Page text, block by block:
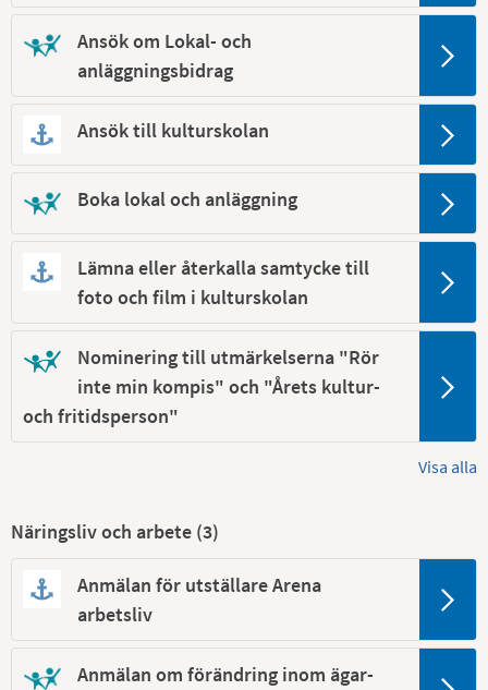
Ansök om Lokal- och
anläggningsbidrag
Ansök till kulturskolan
Boka lokal och anläggning
Lämna eller återkalla samtycke till
foto och film i kulturskolan
Nominering till utmärkelserna "Rör
inte min kompis" och "Årets kultur-
och fritidsperson"
Visa alla
Näringsliv och arbete (3)
Anmälan för utställare Arena
arbetsliv
Anmälan om förändring inom ägar-